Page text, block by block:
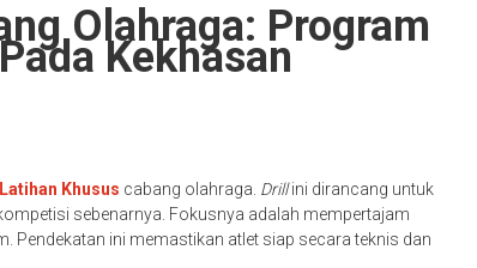
Olahraga: Program
Kekhasan
Latihan Khusus cabang olahraga. Drillini dirancang untuk
sebenarnya. Fokusnya adalah mempertajam
Pendekatan ini memastikan atlet siap secara teknis dan